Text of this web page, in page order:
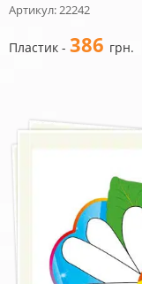
Артикул: 22242
Пластик - 386 грн.